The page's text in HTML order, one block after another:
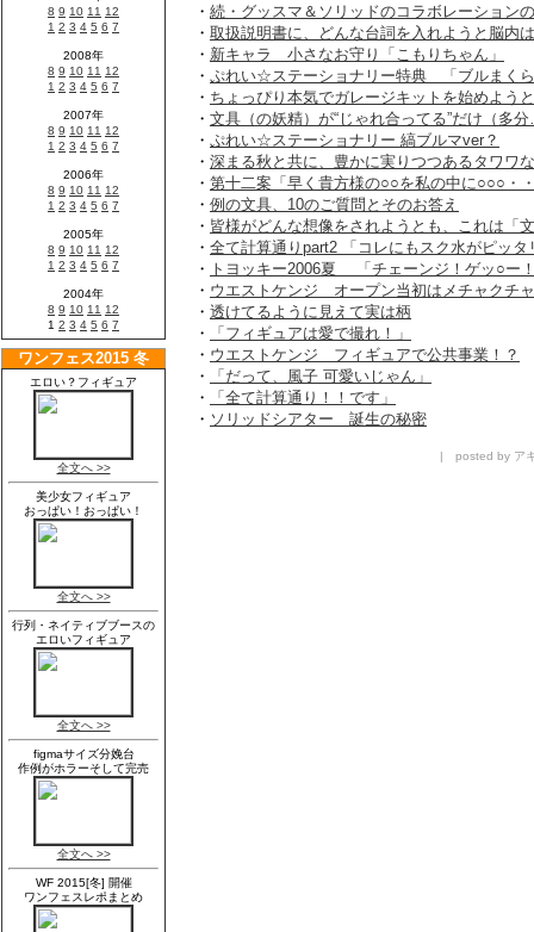
・ 続・グッスマ＆ソリッドのコラボレーション
・ 取扱説明書に、どんな台詞を入れようと脳内
・ 新キャラ 小さなお守り「こもりちゃん」
・ ぷれい☆ステーショナリー特典 「ブルまく
・ ちょっぴり本気でガレージキットを始めよう
・ 文具（の妖精）が“じゃれ合ってる”だけ（多
・ ぷれい☆ステーショナリー 縞ブルマver？
・ 深まる秋と共に、豊かに実りつつあるタワワ
・ 第十二案「早く貴方様の○○を私の中に○○○・
・ 例の文具、10のご質問とそのお答え
・ 皆様がどんな想像をされようとも、これは「
・ 全て計算通りpart2 「コレにもスク水がピッタ
・ トヨッキー2006夏 「チェーンジ！ゲッ○ー
・ ウエストケンジ オープン当初はメチャクチ
・ 透けてるように見えて実は柄
・
「フィギュアは愛で撮れ！」
・ ウエストケンジ フィギュアで公共事業！？
・
「だって、風子 可愛いじゃん」
・
「全て計算通り！！です」
・ ソリッドシアター 誕生の秘密
| posted by アキ